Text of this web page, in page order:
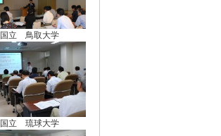
国立 鳥取大学
国立 琉球大学